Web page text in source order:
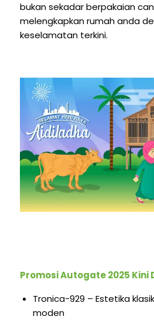
bukan sekadar berpakaian
melengkapkan rumah anda
keselamatan terkini.
Promosi Autogate 2025 Kini
Tronica-929 – Estetika
moden